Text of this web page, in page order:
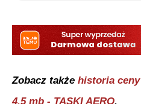
Zobacz także historia ceny
4,5 mb - TASKI AERO.